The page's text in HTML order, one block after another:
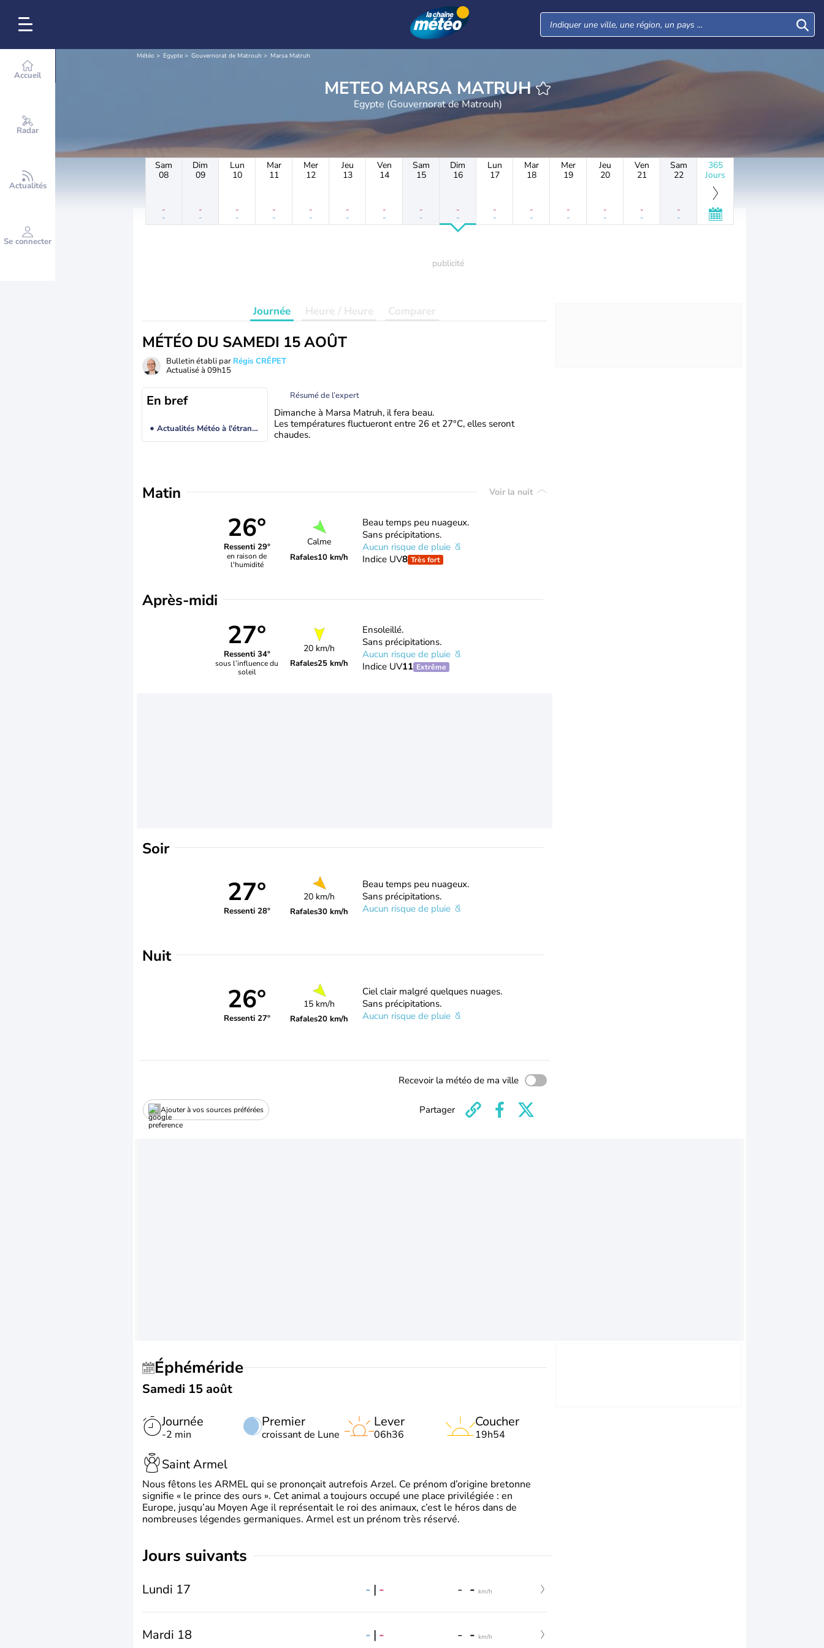
Accueil
Radar
Actualités
Se connecter
Météo Egypte Gouvernorat de Matrouh Marsa Matruh
METEO MARSA MATRUH
Egypte (Gouvernorat de Matrouh)
Sam
08
-
-
Dim
09
-
-
Lun
10
-
-
Mar
11
-
-
Mer
12
-
-
Jeu
13
-
-
Ven
14
-
-
Sam
15
-
-
Dim
16
-
-
Lun
17
-
-
Mar
18
-
-
Mer
19
-
-
Jeu
20
-
-
Ven
21
-
-
Sam
22
-
-
365
Jours
Journée Heure / Heure Comparer
MÉTÉO DU SAMEDI 15 AOÛT
Bulletin établi par Régis CRÊPET
Actualisé à 09h15
En bref
Actualités Météo à l'étranger
Résumé de l’expert
Dimanche à Marsa Matruh, il fera beau.
Les températures fluctueront entre 26 et 27°C, elles seront
chaudes.
Matin Voir la nuit
26°
Ressenti 29°
en raison de
l'humidité
Calme
Rafales10 km/h
Beau temps peu nuageux.
Sans précipitations.
Aucun risque de pluie
Indice UV8 Très fort
Après-midi
27°
Ressenti 34°
sous l’influence du
soleil
20 km/h
Rafales25 km/h
Ensoleillé.
Sans précipitations.
Aucun risque de pluie
Indice UV11 Extrême
Soir
27°
Ressenti 28°
20 km/h
Rafales30 km/h
Beau temps peu nuageux.
Sans précipitations.
Aucun risque de pluie
Nuit
26°
Ressenti 27°
15 km/h
Rafales20 km/h
Ciel clair malgré quelques nuages.
Sans précipitations.
Aucun risque de pluie
Recevoir la météo de ma ville
Ajouter à vos sources préférées Partager
Éphéméride
Samedi 15 août
Journée
-2 min
Premier
croissant de Lune
Lever
06h36
Coucher
19h54
Saint Armel
Nous fêtons les ARMEL qui se prononçait autrefois Arzel. Ce prénom d’origine bretonne
signifie « le prince des ours ». Cet animal a toujours occupé une place privilégiée : en
Europe, jusqu’au Moyen Age il représentait le roi des animaux, c’est le héros dans de
nombreuses légendes germaniques. Armel est un prénom très réservé.
jours suivants
Lundi 17 - | - - - km/h
Mardi 18 - | - - - km/h